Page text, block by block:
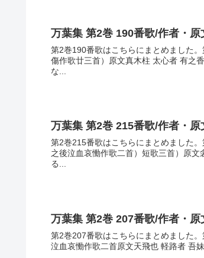
万葉集 第2巻 190番歌/作者・原
第2巻190番歌はこちらにまとめました
傷作歌廿三首）原文真木柱 太心者 有之
な...
万葉集 第2巻 215番歌/作者・
第2巻215番歌はこちらにまとめました
之後泣血哀慟作歌二首）短歌三首）原
る...
万葉集 第2巻 207番歌/作者・原
第2巻207番歌はこちらにまとめました
泣血哀慟作歌二首原文天飛也 軽路者 吾